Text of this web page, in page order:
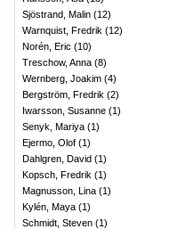
Sjöstrand, Malin (12)
Warnquist, Fredrik (12)
Norén, Eric (10)
Treschow, Anna (8)
Wernberg, Joakim (4)
Bergström, Fredrik (2)
Iwarsson, Susanne (1)
Senyk, Mariya (1)
Ejermo, Olof (1)
Dahlgren, David (1)
Kopsch, Fredrik (1)
Magnusson, Lina (1)
Kylén, Maya (1)
Schmidt, Steven (1)